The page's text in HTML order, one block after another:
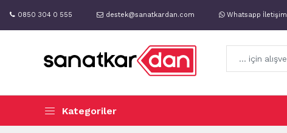
0850 304 0 555 destek@sanatkardan.com Whatsapp İletişim
Kategoriler